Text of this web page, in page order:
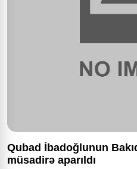
Qubad İbadoğlunun
müsadirə aparıldı